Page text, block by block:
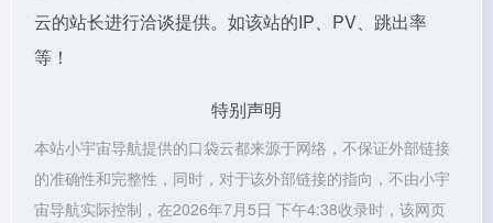
云的站长进行洽谈提供。如该站的IP、PV、跳出率
等！
特别声明
本站小宇宙导航提供的口袋云都来源于网络，不保证外部链接
的准确性和完整性，同时，对于该外部链接的指向，不由小宇
宙导航实际控制，在2026年7月5日 下午4:38收录时，该网页